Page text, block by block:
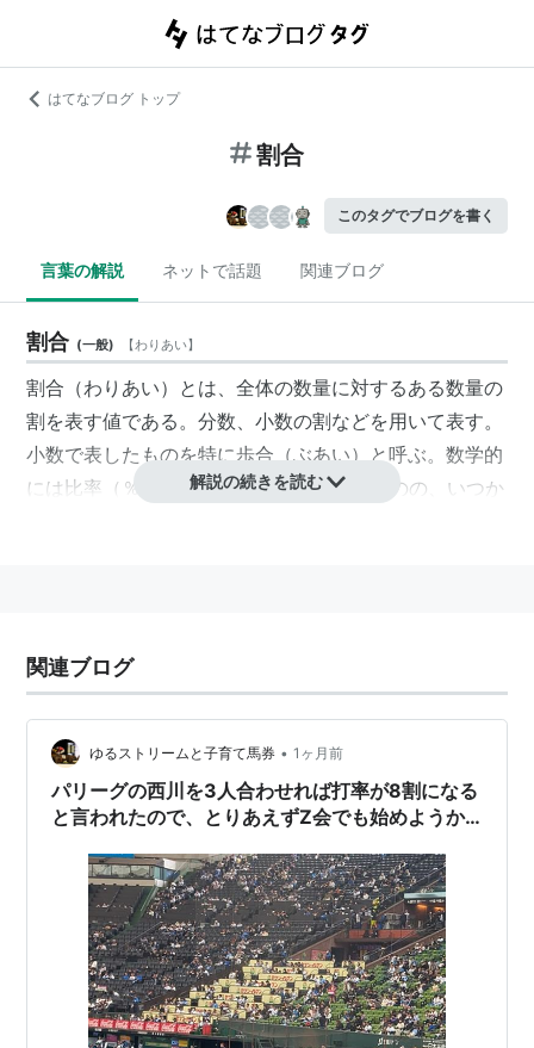
はてなブログ トップ
割合
このタグでブログを書く
言葉の解説 ネットで話題 関連ブログ
割合 (一般) 【わりあい】
割合（わりあい）とは、全体の数量に対するある数量の
割を表す値である。分数、小数の割などを用いて表す。
小数で表したものを特に歩合（ぶあい）と呼ぶ。数学的
には比率（％、‰）と同義。割合というものの、いつか
「〜の割合は1割」という風に、割で表示すべきもの。
百分率の％で表すなら「〜の比率（パーセンテージ）は
10％」としなければならない。
解説の続きを読む
関連ブログ
ゆるストリームと子育て馬券 • 1ヶ月前
パリーグの西川を3人合わせれば打率が8割になる
と言われたので、とりあえずZ会でも始めようか